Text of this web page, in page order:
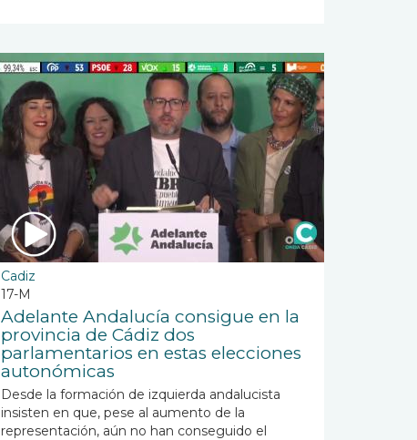
Cadiz
17-M
Adelante Andalucía consigue en la
provincia de Cádiz dos
parlamentarios en estas elecciones
autonómicas
Desde la formación de izquierda andalucista
insisten en que, pese al aumento de la
representación, aún no han conseguido el